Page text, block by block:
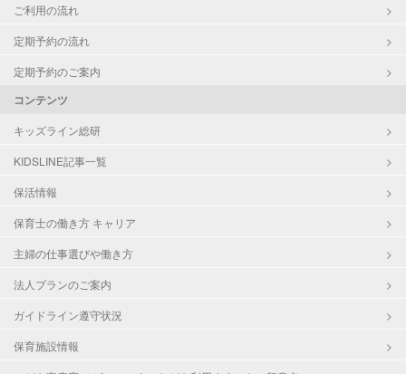
ご利用の流れ
定期予約の流れ
定期予約のご案内
コンテンツ
キッズライン総研
KIDSLINE記事一覧
保活情報
保育士の働き方 キャリア
主婦の仕事選びや働き方
法人プランのご案内
ガイドライン遵守状況
保育施設情報